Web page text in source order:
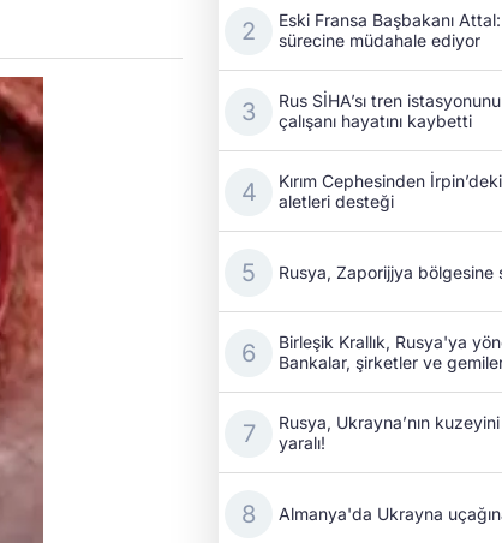
Eski Fransa Başbakanı
sürecine müdahale ediyor
Rus SİHA’sı tren
çalışanı hayatını kaybetti
Kırım Cephesinden
aletleri desteği
Rusya, Zaporijjya bölgesine
Birleşik Krallık, Rusya'ya
Bankalar, şirketler ve
Rusya, Ukrayna’nın
yaralı!
Almanya'da Ukrayna